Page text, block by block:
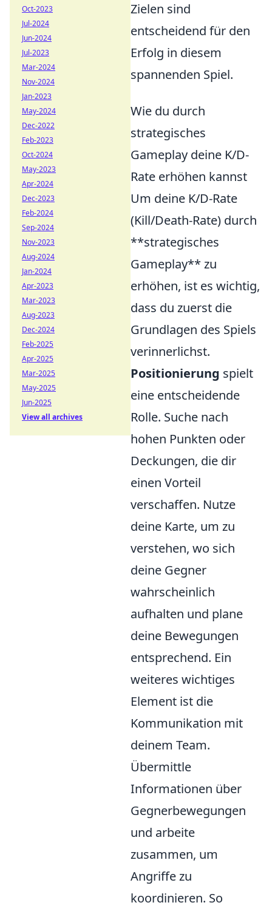
Zielen sind
entscheidend für den
Erfolg in diesem
spannenden Spiel.
Wie du durch
strategisches
Gameplay deine K/D-
Rate erhöhen kannst
Um deine K/D-Rate
(Kill/Death-Rate) durch
**strategisches
Gameplay** zu
erhöhen, ist es wichtig,
dass du zuerst die
Grundlagen des Spiels
verinnerlichst.
Positionierung spielt
eine entscheidende
Rolle. Suche nach
hohen Punkten oder
Deckungen, die dir
einen Vorteil
verschaffen. Nutze
deine Karte, um zu
verstehen, wo sich
deine Gegner
wahrscheinlich
aufhalten und plane
deine Bewegungen
entsprechend. Ein
weiteres wichtiges
Element ist die
Kommunikation mit
deinem Team.
Übermittle
Informationen über
Gegnerbewegungen
und arbeite
zusammen, um
Angriffe zu
koordinieren. So
Oct-2023
Jul-2024
Jun-2024
Jul-2023
Mar-2024
Nov-2024
Jan-2023
May-2024
Dec-2022
Feb-2023
Oct-2024
May-2023
Apr-2024
Dec-2023
Feb-2024
Sep-2024
Nov-2023
Aug-2024
Jan-2024
Apr-2023
Mar-2023
Aug-2023
Dec-2024
Feb-2025
Apr-2025
Mar-2025
May-2025
Jun-2025
View all archives